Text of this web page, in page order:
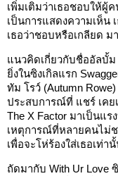
เพิ่มเติมว่าเธอชอบให้ผู้
เป็นการแสดงความเห็น
เธอว่าชอบหรือเกลียด
แนวคิดเกี่ยวกับชื่ออัลบั้ม
ยิ่งในซิงเกิลแรก
ทัม โรว์ (Autumn
ประสบการณ์ที่ แชร์ เคย
The X Factor มาเป็นแร
เหตุการณ์ที่หลายคนไม่ช
เพื่อจะโห่ร้องใส่เธอเท่า
ถัดมากับ With Ur Love